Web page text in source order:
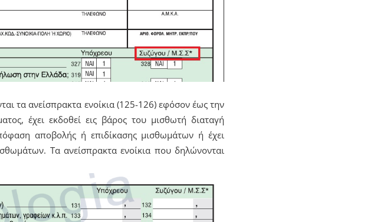
τα ανείσπρακτα ενοίκια (125-126) εφόσον έως την
έχει εκδοθεί εις βάρος του μισθωτή διαταγή
αποβολής ή επιδίκασης μισθωμάτων ή έχει
Τα ανείσπρακτα ενοίκια που δηλώνονται